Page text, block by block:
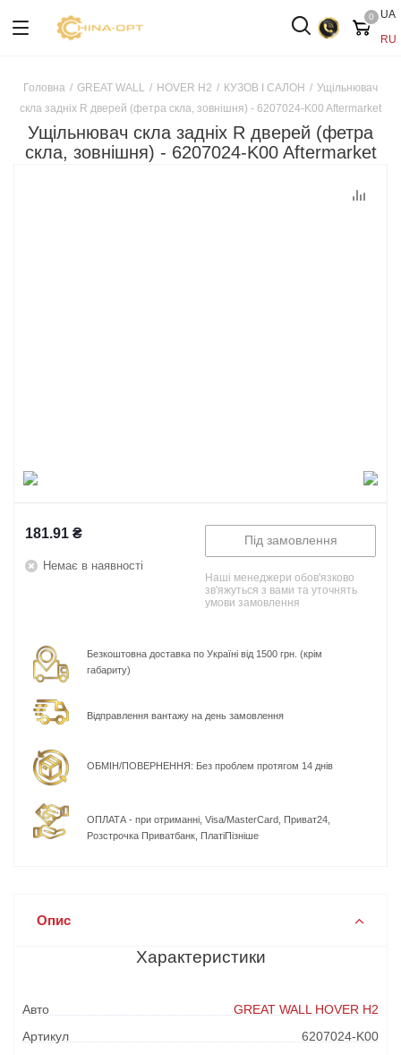
UA
RU
0
Головна / GREAT WALL / HOVER H2 / КУЗОВ І САЛОН / Ущільнювач
скла задніх R дверей (фетра скла, зовнішня) - 6207024-K00 Aftermarket
Ущільнювач скла задніх R дверей (фетра
скла, зовнішня) - 6207024-K00 Aftermarket
181.91 ₴
Немає в наявності
Під замовлення
Наші менеджери обов'язково
зв'яжуться з вами та уточнять
умови замовлення
Безкоштовна доставка по Україні від 1500 грн. (крім
габариту)
Відправлення вантажу на день замовлення
ОБМІН/ПОВЕРНЕННЯ: Без проблем протягом 14 днів
ОПЛАТА - при отриманні, Visa/MasterCard, Приват24,
Розстрочка Приватбанк, ПлатіПізніше
Опис
Характеристики
Авто
GREAT WALL HOVER H2
Артикул
6207024-K00